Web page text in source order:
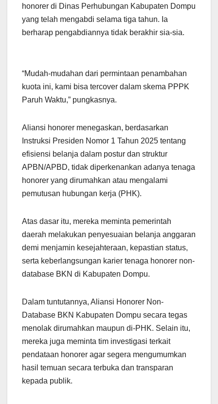
honorer di Dinas Perhubungan Kabupaten Dompu
yang telah mengabdi selama tiga tahun. Ia
berharap pengabdiannya tidak berakhir sia-sia.
“Mudah-mudahan dari permintaan penambahan
kuota ini, kami bisa tercover dalam skema PPPK
Paruh Waktu,” pungkasnya.
Aliansi honorer menegaskan, berdasarkan
Instruksi Presiden Nomor 1 Tahun 2025 tentang
efisiensi belanja dalam postur dan struktur
APBN/APBD, tidak diperkenankan adanya tenaga
honorer yang dirumahkan atau mengalami
pemutusan hubungan kerja (PHK).
Atas dasar itu, mereka meminta pemerintah
daerah melakukan penyesuaian belanja anggaran
demi menjamin kesejahteraan, kepastian status,
serta keberlangsungan karier tenaga honorer non-
database BKN di Kabupaten Dompu.
Dalam tuntutannya, Aliansi Honorer Non-
Database BKN Kabupaten Dompu secara tegas
menolak dirumahkan maupun di-PHK. Selain itu,
mereka juga meminta tim investigasi terkait
pendataan honorer agar segera mengumumkan
hasil temuan secara terbuka dan transparan
kepada publik.